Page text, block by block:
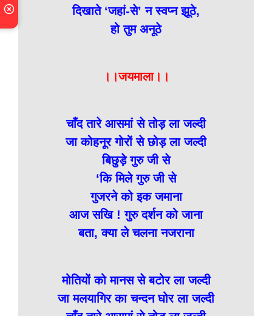
दिखाते ‘जहां-से’ न स्वप्न झूठे,
हो तुम अनूठे
।।जयमाला।।
चाँद तारे आसमां से तोड़ ला जल्दी
जा कोहनूर गोरों से छोड़ ला जल्दी
बिछुड़े गुरु जी से
‘कि मिले गुरु जी से
गुजरने को इक जमाना
आज सखि ! गुरु दर्शन को जाना
बता, क्या ले चलना नजराना
मोतियों को मानस से बटोर ला जल्दी
जा मलयागिर का चन्दन घोर ला जल्दी